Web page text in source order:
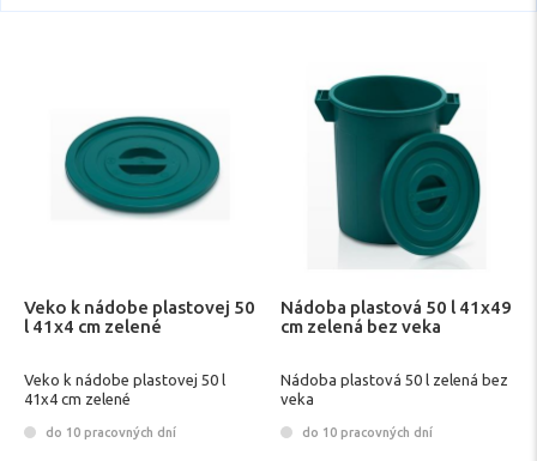
Veko k nádobe plastovej 50
l 41x4 cm zelené
Veko k nádobe plastovej 50 l
41x4 cm zelené
do 10 pracovných dní
Nádoba plastová 50 l 41x49
cm zelená bez veka
Nádoba plastová 50 l zelená bez
veka
do 10 pracovných dní